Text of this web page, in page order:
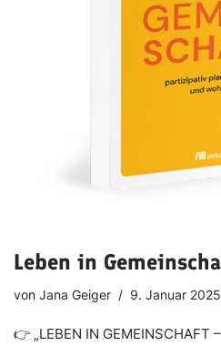
Leben in
von Jana Geiger 9. Januar 2025
👉 „LEBEN IN